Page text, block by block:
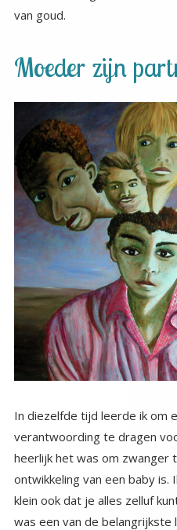
van goud.
Moeder zijn
In diezelfde tijd leerde ik om
verantwoording te dragen
heerlijk het was om zwanger
ontwikkeling van een baby is.
klein ook dat je alles zelluf
was een van de